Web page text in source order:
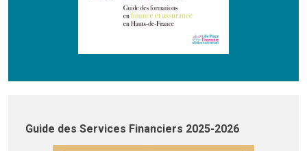
Guide des Services Financiers 2025-2026